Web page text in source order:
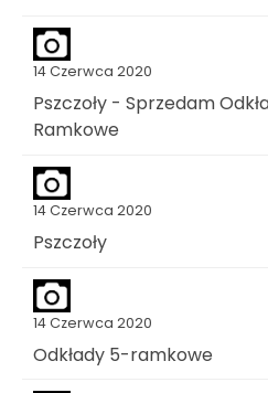
14 Czerwca 2020
Pszczoły - Sprzedam
Ramkowe
14 Czerwca 2020
Pszczoły
14 Czerwca 2020
Odkłady 5-ramkowe